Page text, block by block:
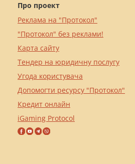
Про проект
Реклама на "Протокол"
"Протокол" без реклами!
Карта сайту
Тендер на юридичну послугу
Угода користувача
Допомогти ресурсу "Протокол"
Кредит онлайн
iGaming Protocol